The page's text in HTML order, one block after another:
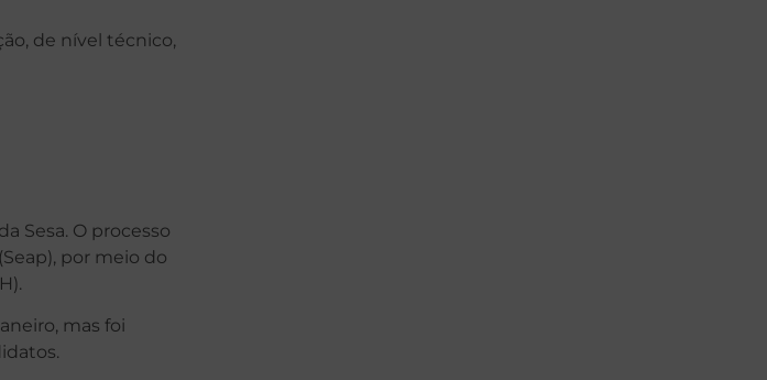
de nível técnico,
Sesa. O processo
por meio do
mas foi